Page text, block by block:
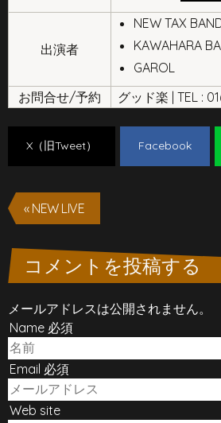
出演者
NEW TAX
KAWAHARA
GAROL
お問合せ/予約
グッド楽 | TEL :
X（旧Tweet） Facebook
« NEW LIVE
コメントを投稿する
メールアドレスは公開されません。
Name 必須
Email 必須
Web site